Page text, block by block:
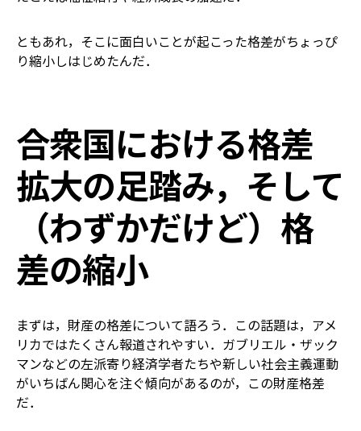
ともあれ，そこに面白いことが起こった――格差がちょっぴ
り縮小しはじめたんだ．
合衆国における格差
拡大の足踏み，そして
（わずかだけど）格
差の縮小
まずは，財産の格差について語ろう．この話題は，アメ
リカではたくさん報道されやすい．ガブリエル・ザック
マンなどの左派寄り経済学者たちや新しい社会主義運動
がいちばん関心を注ぐ傾向があるのが，この財産格差
だ．